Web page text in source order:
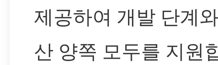
제공하여 개발 단계
산 양쪽 모두를 지원